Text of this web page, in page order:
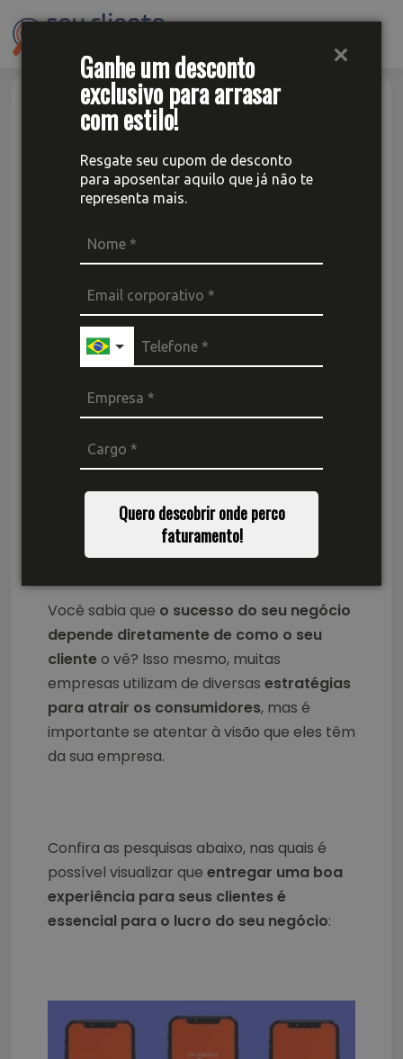
Ganhe um desconto
exclusivo para arrasar
com estilo!
Resgate seu cupom de desconto
para aposentar aquilo que já não te
representa mais.
Quero descobrir onde perco
faturamento!
PÓS VENDA: COMO
FIDELIZAR OS
CLIENTES?
Você sabia que o sucesso do seu negócio
depende diretamente de como o seu
clienteo vê? Isso mesmo, muitas
empresas utilizam de diversas estratégias
para atrair os consumidores, mas é
importante se atentar à visão que eles têm
da sua empresa.
Confira as pesquisas abaixo, nas quais é
possível visualizar que entregar uma boa
experiência para seus clientes é
essencial para o lucro do seu negócio: